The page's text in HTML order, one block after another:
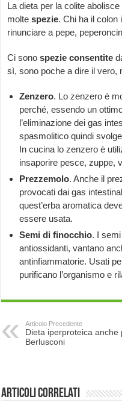
La dieta per la colite
moltespezie. Chi ha il colon
rinunciare a pepe,
Ci sonospezie consentite
sì, sono poche a dire il vero,
Zenzero. Lo zenzero è
perché, essendo un
l’eliminazione dei gas
spasmolitico quindi
In cucina lo zenzero è
insaporire pesce, zuppe,
Prezzemolo. Anche il
provocati dai gas
quest’erba aromatica
essere usata.
Semi di finocchio. I
antiossidanti, vantano
antinfiammatorie. Usati
purificano l’organismo e
Articolo Precedente
Dieta iperproteica anche
Berlusconi
Articoli correlati